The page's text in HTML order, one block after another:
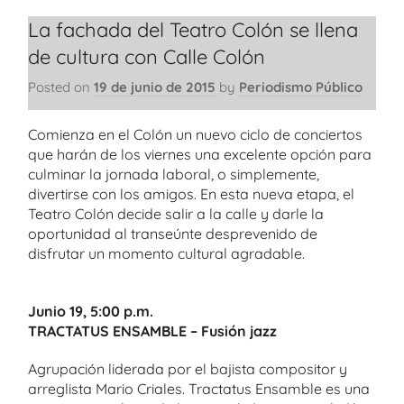
La fachada del Teatro Colón se llena
de cultura con Calle Colón
Posted on 19 de junio de 2015 by Periodismo Público
Comienza en el Colón un nuevo ciclo de conciertos
que harán de los viernes una excelente opción para
culminar la jornada laboral, o simplemente,
divertirse con los amigos. En esta nueva etapa, el
Teatro Colón decide salir a la calle y darle la
oportunidad al transeúnte desprevenido de
disfrutar un momento cultural agradable.
Junio 19, 5:00 p.m.
TRACTATUS ENSAMBLE – Fusión jazz
Agrupación liderada por el bajista compositor y
arreglista Mario Criales. Tractatus Ensamble es una